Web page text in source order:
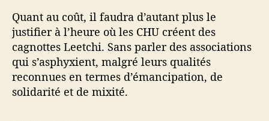
Quant au coût, il faudra d’autant plus le
justifier à l’heure où les CHU créent des
cagnottes Leetchi. Sans parler des associations
qui s’asphyxient, malgré leurs qualités
reconnues en termes d’émancipation, de
solidarité et de mixité.